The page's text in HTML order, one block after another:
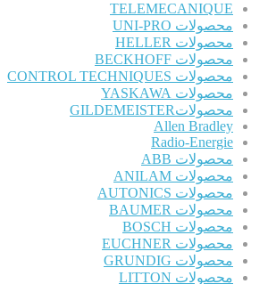
TELEMECANIQUE
محصولات UNI-PRO
محصولات HELLER
محصولات BECKHOFF
محصولات CONTROL TECHNIQUES
محصولات YASKAWA
محصولاتGILDEMEISTER
Allen Bradley
Radio-Energie
محصولات ABB
محصولات ANILAM
محصولات AUTONICS
محصولات BAUMER
محصولات BOSCH
محصولات EUCHNER
محصولات GRUNDIG
محصولات LITTON